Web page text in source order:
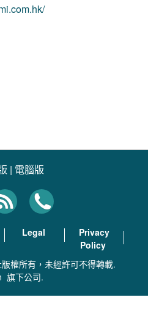
| 電腦版
Legal
Privacy
Policy
權所有，未經許可不得轉載.
旗下公司.